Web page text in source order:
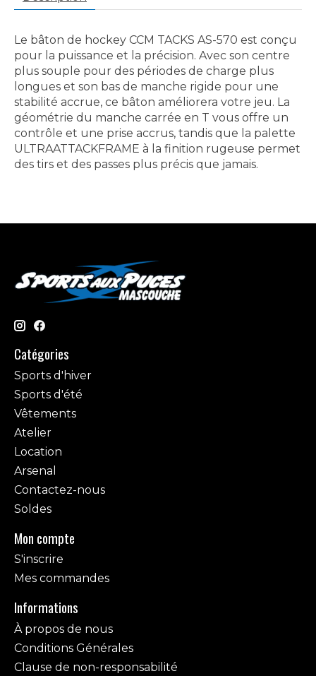
Le bâton de hockey CCM TACKS AS-570 est conçu
pour la puissance et la précision. Avec son centre
plus souple pour des périodes de charge plus
longues et son bas de manche rigide pour une
stabilité accrue, ce bâton améliorera votre jeu. La
géométrie du manche carrée en T vous offre un
contrôle et une prise accrus, tandis que la palette
ULTRAATTACKFRAME à la finition rugeuse permet
des tirs et des passes plus précis que jamais.
Catégories
Sports d'hiver
Sports d'été
Vêtements
Atelier
Location
Arsenal
Contactez-nous
Soldes
Mon compte
S'inscrire
Mes commandes
Informations
À propos de nous
Conditions Générales
Clause de non-responsabilité